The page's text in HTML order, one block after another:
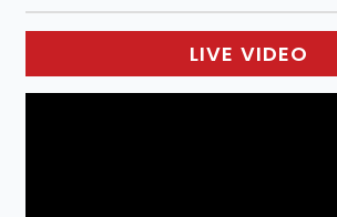
LIVE VIDEO